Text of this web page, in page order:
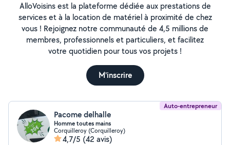
AlloVoisins est la plateforme dédiée aux prestations de
services et à la location de matériel à proximité de chez
vous ! Rejoignez notre communauté de 4,5 millions de
membres, professionnels et particuliers, et facilitez
votre quotidien pour tous vos projets !
M'inscrire
Auto-entrepreneur
Pacome delhalle
Homme toutes mains
Corquilleroy (Corquilleroy)
4,7/5 (42 avis)